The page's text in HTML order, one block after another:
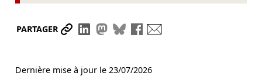
PARTAGER Partager le lien
Partager sur LinkedIn
Partager sur Mastodon
Partager sur Bluesky
Partager sur Facebook
Dernière mise à jour le 23/07/2026